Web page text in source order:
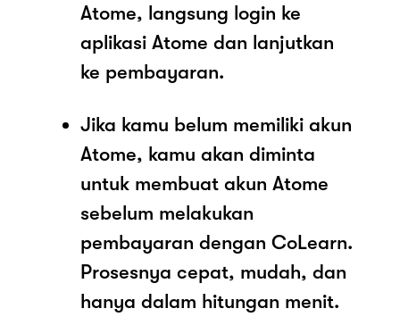
Atome, langsung login ke
aplikasi Atome dan lanjutkan
ke pembayaran.
Jika kamu belum memiliki akun
Atome, kamu akan diminta
untuk membuat akun Atome
sebelum melakukan
pembayaran dengan CoLearn.
Prosesnya cepat, mudah, dan
hanya dalam hitungan menit.